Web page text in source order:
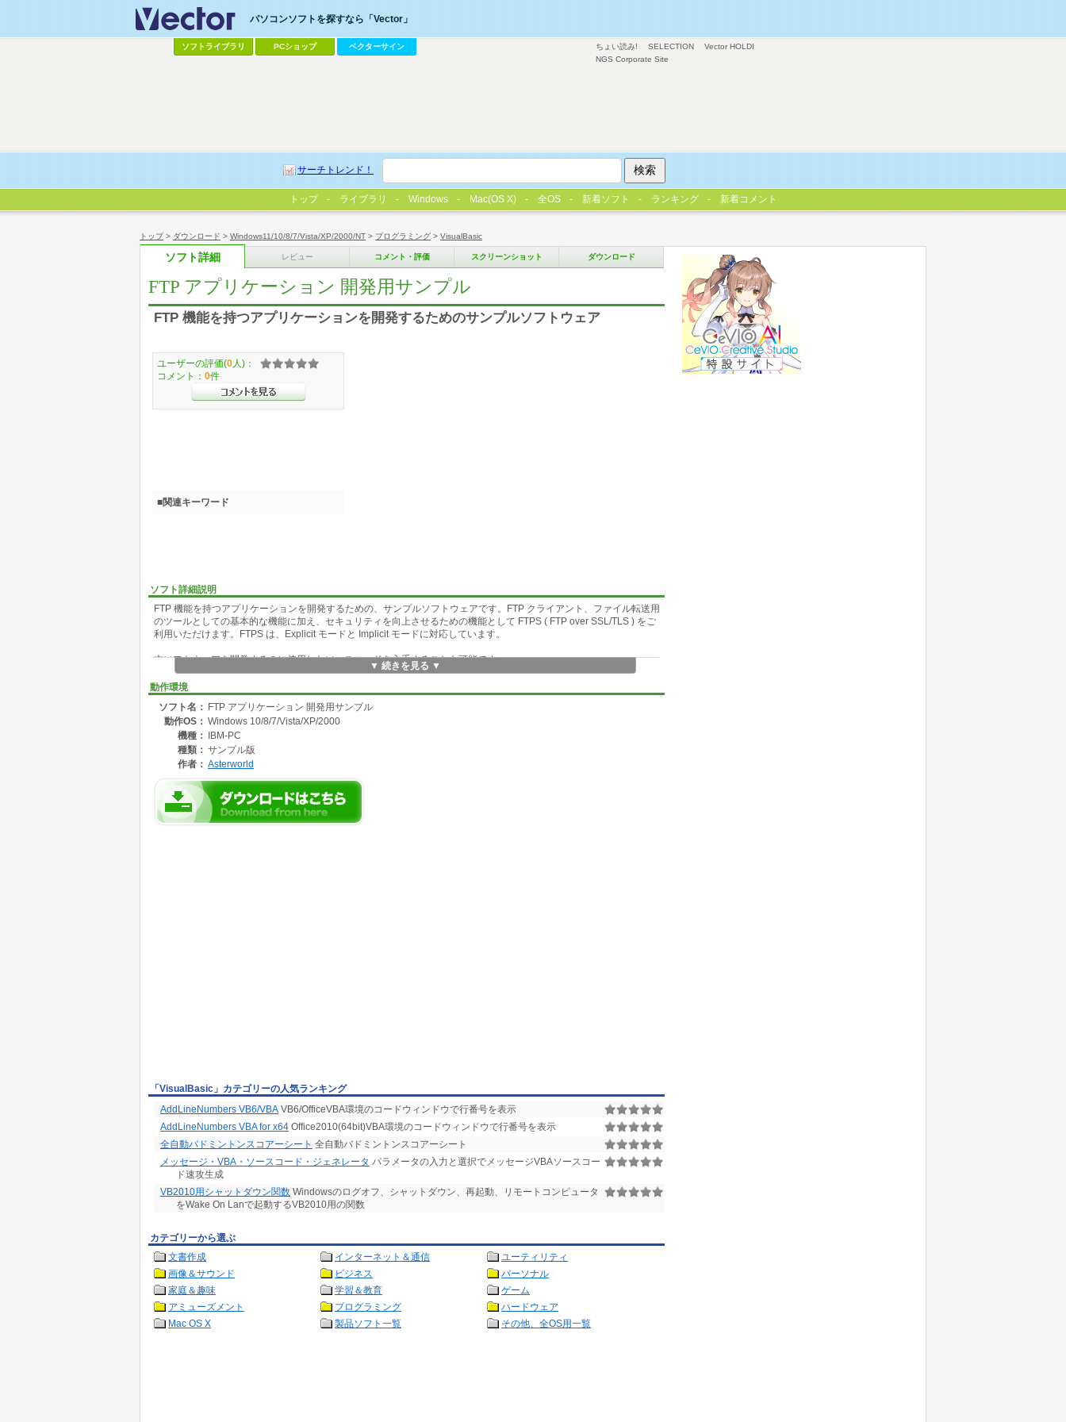
トップ> ダウンロード > Windows11/10/8/7/Vista/XP/2000/NT > プログラミング > VisualBasic
ソフト詳細 レビュー コメント・評価 スクリーンショット ダウンロード
FTP アプリケーション 開発用サンプル
FTP 機能を持つアプリケーションを開発するためのサンプルソフトウェア
ソフト詳細説明
FTP 機能を持つアプリケーションを開発するための、サンプルソフトウェアです。FTP クライアント、ファイル転送用
のツールとしての基本的な機能に加え、セキュリティを向上させるための機能として FTPS ( FTP over SSL/TLS ) をご
利用いただけます。FTPS は、Explicit モードと Implicit モードに対応しています。
本ソフトウェアを開発するのに使用したソースコードを入手することも可能です。
開発言語: C#、Visual Basic
詳細については作者のWebサイトをご覧下さい。
http://www.asterworld.com/
▼ 続きを見る ▼
動作環境
ソフト名： FTP アプリケーション 開発用サンプル
動作OS： Windows 10/8/7/Vista/XP/2000
機種：
IBM-PC
種類： サンプル版
作者： Asterworld
ユーザーの評価(0 人)：
コメント： 0件
■関連キーワード
「VisualBasic」カテゴリーの人気ランキング
AddLineNumbers VB6/VBA VB6/OfficeVBA環境のコードウィンドウで行番号を表示
AddLineNumbers VBA for x64 Office2010(64bit)VBA環境のコードウィンドウで行番号を表示
全自動バドミントンスコアーシート 全自動バドミントンスコアーシート
メッセージ・VBA・ソースコード・ジェネレータ パラメータの入力と選択でメッセージVBAソースコー
ド速攻生成
VB2010用シャットダウン関数 Windowsのログオフ、シャットダウン、再起動、リモートコンピュータ
をWake On Lanで起動するVB2010用の関数
カテゴリーから選ぶ
文書作成
インターネット＆通信
ユーティリティ
画像＆サウンド
ビジネス
パーソナル
家庭＆趣味
学習＆教育
ゲーム
アミューズメント
プログラミング
ハードウェア
Mac OS X
製品ソフト一覧 その他、全OS用一覧
ちょい読み! SELECTION
Vector HOLDI
NGS Corporate Site
パソコンソフトを探すなら「Vector」
ソフトライブラリ PCショップ ベクターサイン
サーチトレンド！
トップ ライブラリ Windows Mac(OS X) 全OS 新着ソフト ランキング 新着コメント